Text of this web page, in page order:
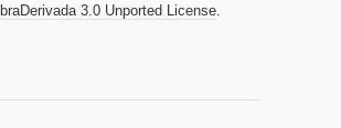
3.0 Unported License.